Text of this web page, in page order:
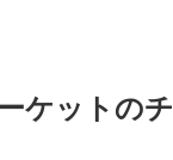
ケットの